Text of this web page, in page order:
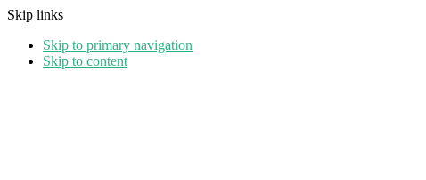
Skip links
Skip to primary navigation
Skip to content